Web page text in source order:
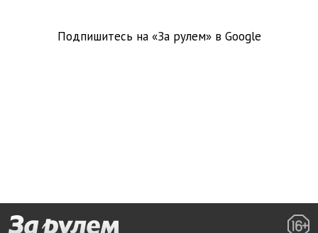
Подпишитесь на «За рулем» в Google